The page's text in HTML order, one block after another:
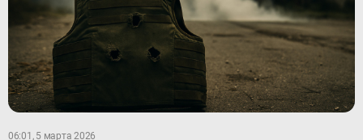
06:01, 5 марта 2026